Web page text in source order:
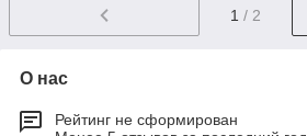
1 / 2
О нас
Рейтинг не сформирован